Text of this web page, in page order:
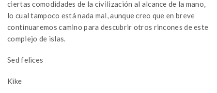
ciertas comodidades de la civilización al alcance de la mano,
lo cual tampoco está nada mal, aunque creo que en breve
continuaremos camino para descubrir otros rincones de este
complejo de islas.
Sed felices
Kike